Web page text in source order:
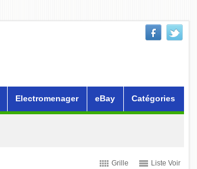
Electromenager eBay Catégories
Grille Liste Voir